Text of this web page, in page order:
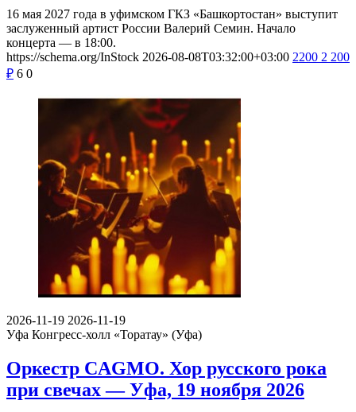
16 мая 2027 года в уфимском ГКЗ «Башкортостан» выступит
заслуженный артист России Валерий Семин. Начало
концерта — в 18:00.
https://schema.org/InStock 2026-08-08T03:32:00+03:00 2200 2 200
₽ 6 0
2026-11-19 2026-11-19
Уфа Конгресс-холл «Торатау» (Уфа)
Оркестр CAGMO. Хор русского рока
при свечах — Уфа, 19 ноября 2026